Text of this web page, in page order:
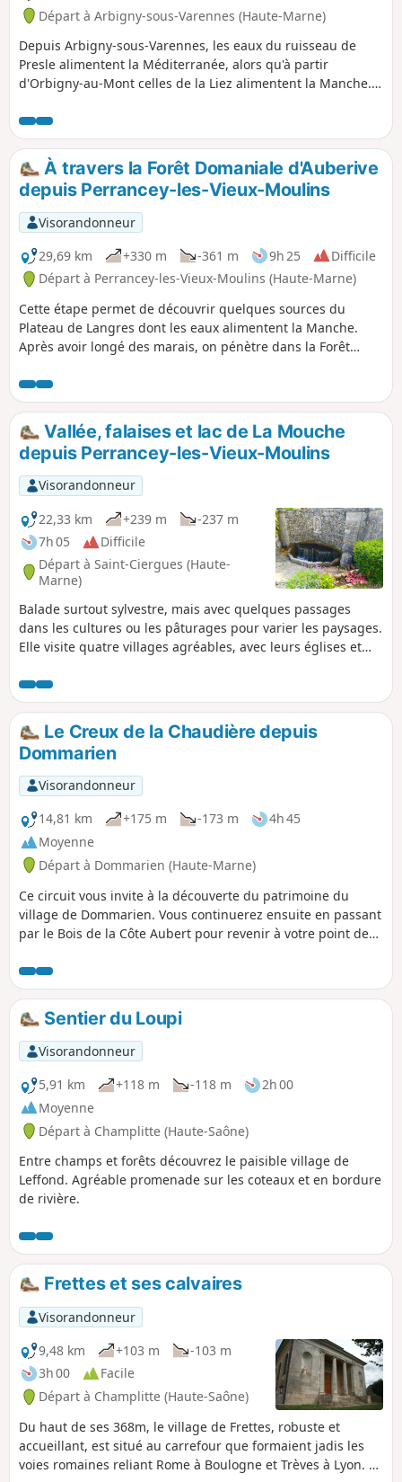
Départ à Arbigny-sous-Varennes (Haute-Marne)
Depuis Arbigny-sous-Varennes, les eaux du ruisseau de
Presle alimentent la Méditerranée, alors qu'à partir
d'Orbigny-au-Mont celles de la Liez alimentent la Manche.
À travers la Forêt Domaniale d'Auberive
depuis Perrancey-les-Vieux-Moulins
Visorandonneur
29,69 km
+330 m -361 m 9h 25
Difficile
Départ à Perrancey-les-Vieux-Moulins (Haute-Marne)
Cette étape permet de découvrir quelques sources du
Plateau de Langres dont les eaux alimentent la Manche.
Après avoir longé des marais, on pénètre dans la Forêt
L'abbaye fondée par Saint-Bernard en 1132 nous révèle ses
secrets. Mais au fait, pourquoi Auberive ?
Vallée, falaises et lac de La Mouche
depuis Perrancey-les-Vieux-Moulins
Visorandonneur
22,33 km
+239 m
-237 m
7h 05
Difficile
Départ à Saint-Ciergues (Haute-
Marne)
Balade surtout sylvestre, mais avec quelques passages
dans les cultures ou les pâturages pour varier les paysages.
Elle visite quatre villages agréables, avec leurs églises et
niques aménagés. Elle permet de profiter des vues sur le
Lac de la Mouche, et de serpenter au pied de falaises, par
endroit déchiquetées, comme le long du "sentier
écologique" (de (15) à (16) ).Si l'on trouve la balade un peu
longue, on peut la raccourcir à 15 km environ, en coupant
de (8) à (17)
Le Creux de la Chaudière depuis
Dommarien
Visorandonneur
14,81 km
+175 m -173 m
4h 45
Moyenne
Départ à Dommarien (Haute-Marne)
Ce circuit vous invite à la découverte du patrimoine du
village de Dommarien. Vous continuerez ensuite en passant
par le Bois de la Côte Aubert pour revenir à votre point de
village de Chassigny.Au passage, vous découvrirez le pont,
les lavoirs et les « patouillets » de Dommarien.
Sentier du Loupi
Visorandonneur
5,91 km
+118 m -118 m
2h 00
Moyenne
Départ à Champlitte (Haute-Saône)
Entre champs et forêts découvrez le paisible village de
Leffond. Agréable promenade sur les coteaux et en bordure
de rivière.
Frettes et ses calvaires
Visorandonneur
9,48 km
+103 m
-103 m
3h 00
Facile
Départ à Champlitte (Haute-Saône)
Du haut de ses 368m, le village de Frettes, robuste et
accueillant, est situé au carrefour que formaient jadis les
voies romaines reliant Rome à Boulogne et Trèves à Lyon. Le